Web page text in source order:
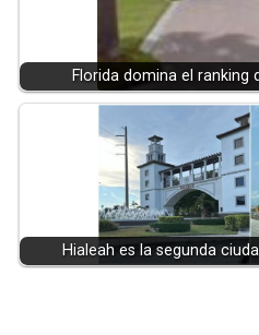
Florida domina el ranking
Hialeah es la segunda